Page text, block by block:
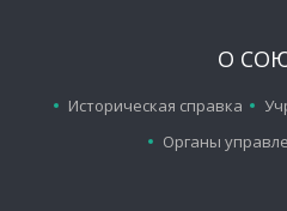
О
Историческая справка
Органы